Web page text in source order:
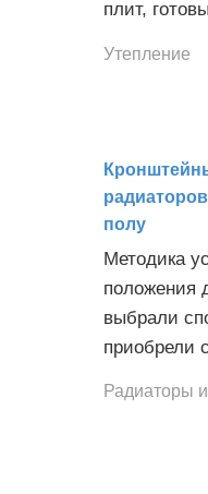
плит,
Утепление
полу
Методика
положения
выбрали
приобрели
Радиаторы